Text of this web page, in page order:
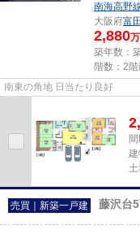
南海高野
大阪府富
2,880
築年数：
階数：2階
南東の角地 日当たり良好
建
土
売買｜新築一戸建 藤沢台